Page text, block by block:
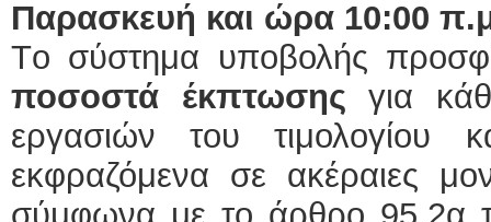
Παρασκευή και ώρα 10:00
Tο σύστημα υποβολής
ποσοστά έκπτωσης για
εργασιών του τιμολογίου
εκφραζόμενα σε ακέραιες